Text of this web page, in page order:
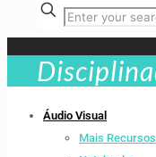
Áudio Visual
Mais Recursos